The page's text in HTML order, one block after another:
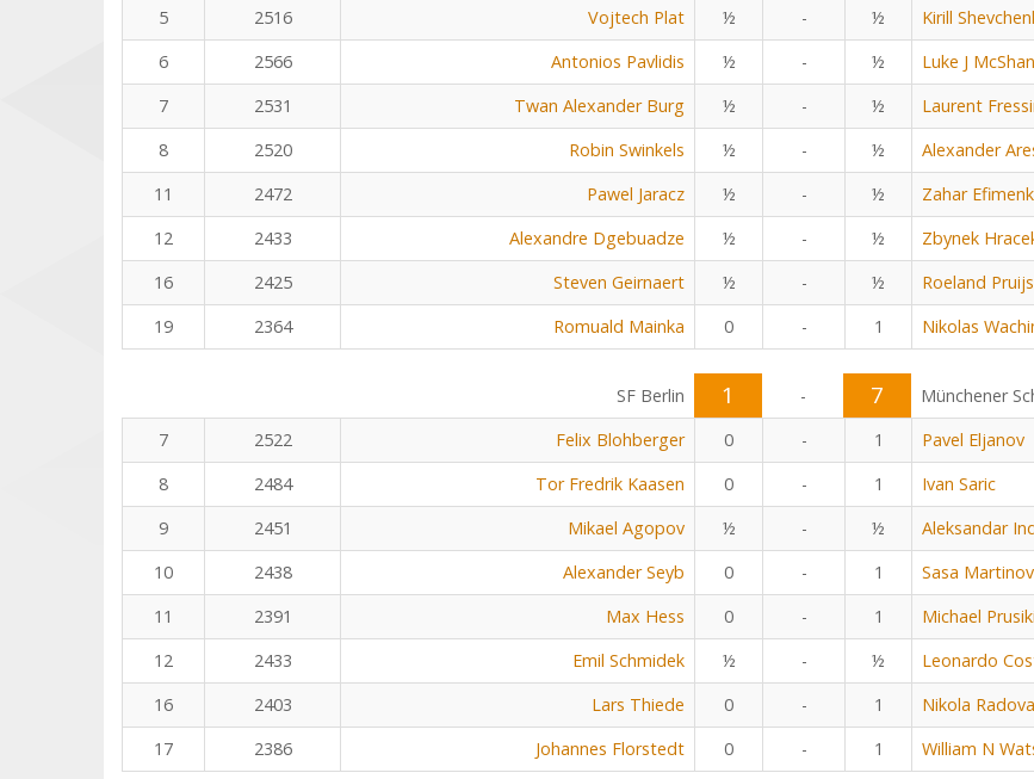
5
2516 Vojtech Plat ½ - ½ Kirill
6
2566 Antonios Pavlidis ½ - ½ Luke J
7
2531 Twan Alexander Burg ½ - ½ Laurent
8
2520 Robin Swinkels ½ - ½ Alexander
11
2472 Pawel Jaracz ½ - ½ Zahar
12
2433 Alexandre Dgebuadze ½ - ½ Zbynek
16
2425 Steven Geirnaert ½ - ½ Roeland
19
2364 Romuald Mainka 0 - 1 Nikolas
SF Berlin 1 - 7
Münchener
7
2522 Felix Blohberger 0 - 1 Pavel Eljanov
8
2484 Tor Fredrik Kaasen 0 - 1 Ivan Saric
9
2451 Mikael Agopov ½ - ½ Aleksandar
10
2438 Alexander Seyb 0 - 1 Sasa
11
2391 Max Hess 0 - 1 Michael
12
2433 Emil Schmidek ½ - ½ Leonardo
16
2403 Lars Thiede 0 - 1 Nikola
17
2386 Johannes Florstedt 0 - 1 William N